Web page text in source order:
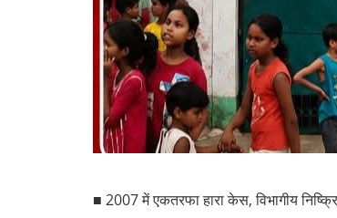
■ 2007 में एकतरफा हारा केस, विभागीय